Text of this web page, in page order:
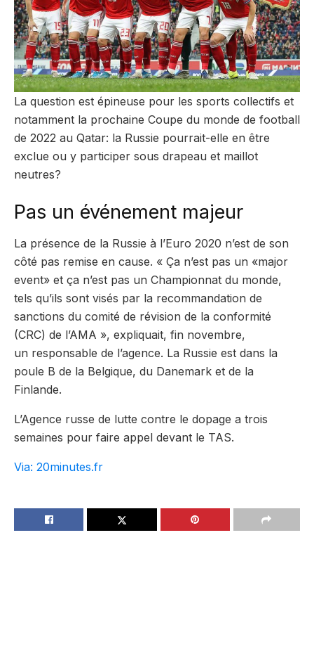
La question est épineuse pour les sports collectifs et
notamment la prochaine Coupe du monde de football
de 2022 au Qatar: la Russie pourrait-elle en être
exclue ou y participer sous drapeau et maillot
neutres?
Pas un événement majeur
La présence de la Russie à l’Euro 2020 n’est de son
côté pas remise en cause. « Ça n’est pas un «major
event» et ça n’est pas un Championnat du monde,
tels qu’ils sont visés par la recommandation de
sanctions du comité de révision de la conformité
(CRC) de l’AMA », expliquait, fin novembre,
un responsable de l’agence. La Russie est dans la
poule B de la Belgique, du Danemark et de la
Finlande.
L’Agence russe de lutte contre le dopage a trois
semaines pour faire appel devant le TAS.
Via: 20minutes.fr